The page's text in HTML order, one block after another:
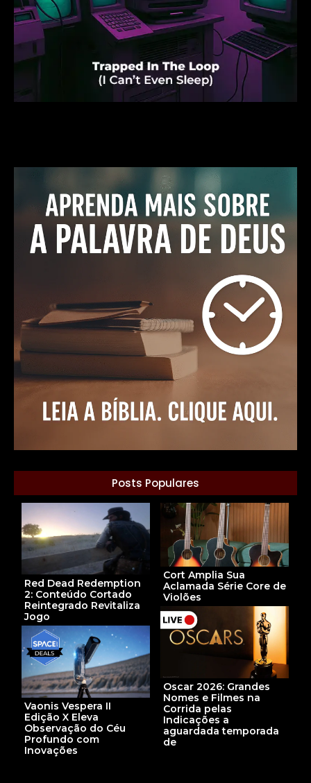
Posts Populares
Red Dead Redemption
2: Conteúdo Cortado
Reintegrado Revitaliza
Jogo
Cort Amplia Sua
Aclamada Série Core de
Violões
Oscar 2026: Grandes
Nomes e Filmes na
Corrida pelas
Indicações a
aguardada temporada
de
Vaonis Vespera II
Edição X Eleva
Observação do Céu
Profundo com
Inovações